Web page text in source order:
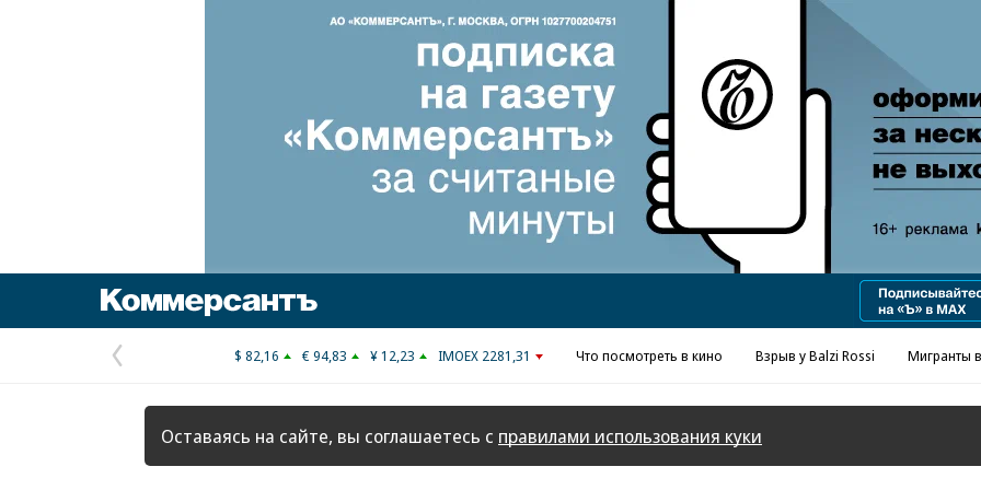
Реклама в «Ъ» www.kommersant.ru/ad
Предыдущая
страница
$ 82,16 € 94,83 ¥ 12,23 IMOEX 2281,31 Что посмотреть в кино Взрыв у Balzi Rossi Мигранты
Оставаясь на сайте, вы соглашаетесь с правилами использования куки